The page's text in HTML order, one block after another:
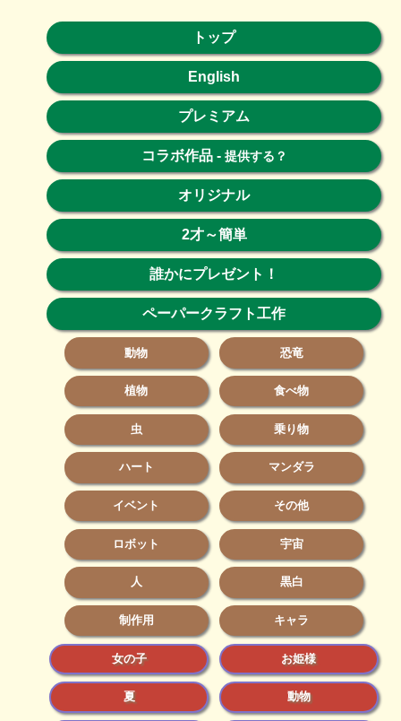
トップ
English
プレミアム
コラボ作品- 提供する？
オリジナル
2才～簡単
誰かにプレゼント！
ペーパークラフト工作
動物 恐竜
植物 食べ物
虫 乗り物
ハート マンダラ
イベント その他
ロボット 宇宙
人 黒白
制作用 キャラ
女の子 お姫様
夏 動物